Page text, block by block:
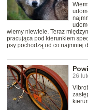
wiemy niewiele. Teraz
pracująca pod kierunkiem
psy pochodzą od co najmniej
26